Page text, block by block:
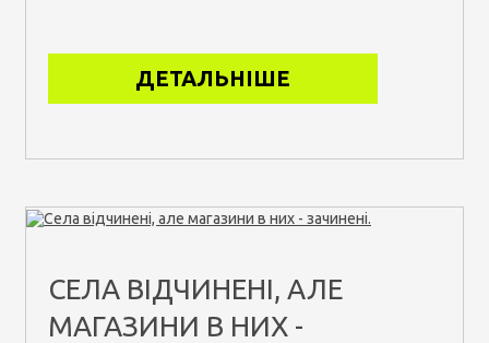
ДЕТАЛЬНІШЕ
СЕЛА ВІДЧИНЕНІ, АЛЕ
МАГАЗИНИ В НИХ -